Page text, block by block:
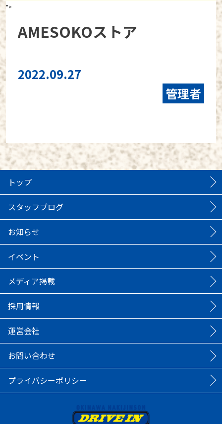
">
AMESOKOストア
2022.09.27
管理者
トップ
スタッフブログ
お知らせ
イベント
メディア掲載
採用情報
運営会社
お問い合わせ
プライバシーポリシー